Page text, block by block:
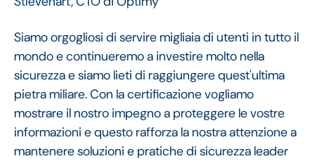
Siamo orgogliosi di servire migliaia di utenti in tutto il
mondo e continueremo a investire molto nella
sicurezza e siamo lieti di raggiungere quest'ultima
pietra miliare. Con la certificazione vogliamo
mostrare il nostro impegno a proteggere le vostre
informazioni e questo rafforza la nostra attenzione a
mantenere soluzioni e pratiche di sicurezza leader